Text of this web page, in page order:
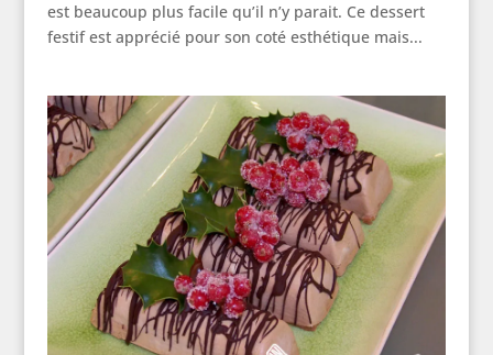
est beaucoup plus facile qu’il n’y parait. Ce dessert
festif est apprécié pour son coté esthétique mais...